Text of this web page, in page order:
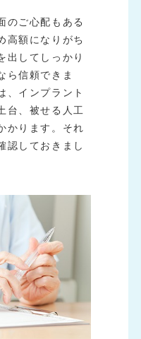
のご心配もある
高額になりがち
出してしっかり
ら信頼できま
、インプラント
台、被せる人工
かります。それ
認しておきまし